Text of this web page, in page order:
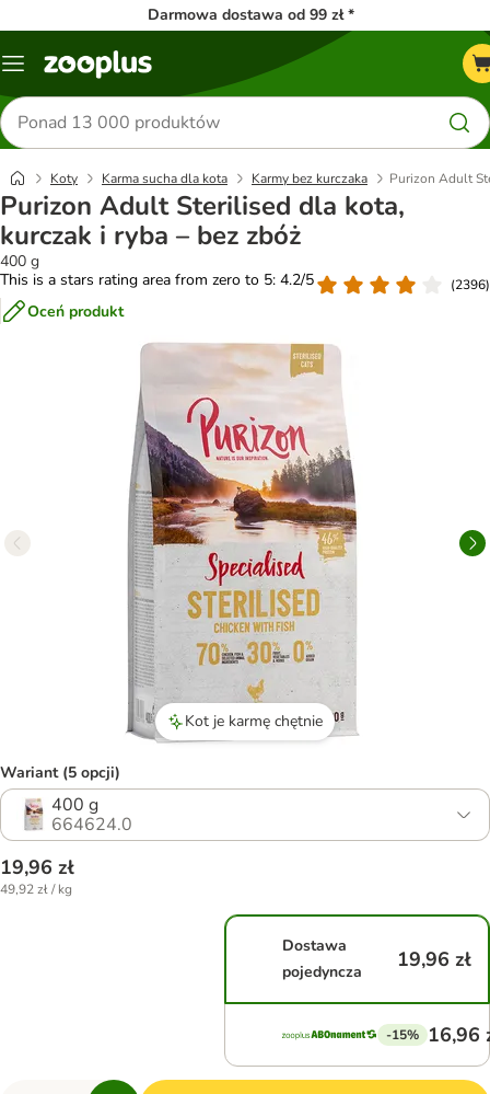
Darmowa dostawa od 99 zł *
Menu
Szukaj
produktów
Koty Karma sucha dla kota Karmy bez kurczaka Purizon Adult
Purizon Adult Sterilised dla kota,
kurczak i ryba – bez zbóż
400 g
This is a stars rating area from zero to 5: 4.2/5
(2396)
Oceń produkt
Kot je karmę chętnie
Wariant (5 opcji)
400 g
664624.0
19,96 zł
49,92 zł / kg
Dostawa
pojedyncza
19,96 zł
-15% 16,96